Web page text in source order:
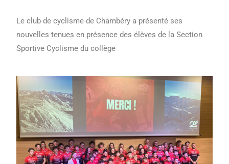
Le club de cyclisme de Chambéry a présenté ses
nouvelles tenues en présence des élèves de la Section
Sportive Cyclisme du collège